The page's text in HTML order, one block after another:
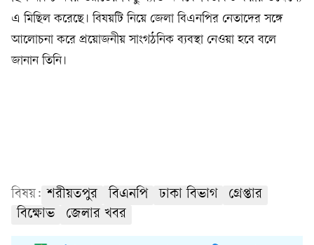
এ মিছিল করেছে। বিষয়টি নিয়ে জেলা বিএনপির নেতাদের সঙ্গে
আলোচনা করে প্রয়োজনীয় সাংগঠনিক ব্যবস্থা নেওয়া হবে বলে
জানান তিনি।
বিষয়: শরীয়তপুর বিএনপি ঢাকা বিভাগ
গ্রেপ্তার
বিক্ষোভ
জেলার খবর